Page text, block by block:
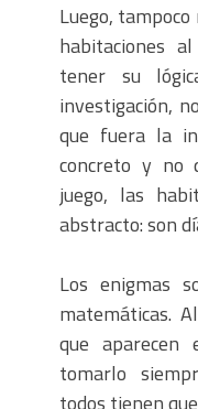
Luego,
habitaciones
tener su
investigación,
que fuera la
concreto y no
juego, las
abstracto: son
Los enigmas
matemáticas.
que aparecen
tomarlo
todos tienen